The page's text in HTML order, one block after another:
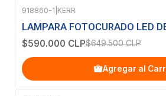
-9% OFF
918860-1 KERR
LAMPARA FOTOCURADO LED
$590.000 CLP$649.500 CLP
Agregar al